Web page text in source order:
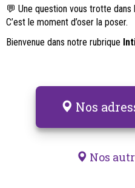
💬 Une question vous trotte dans
C’est le moment d’oser la poser.
Bienvenue dans notre rubrique
Nos
Nos